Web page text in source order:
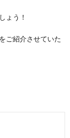
ょう！
ご紹介させていた